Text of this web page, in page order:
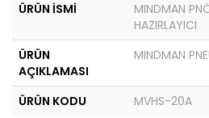
ÜRÜN İSMİ
MINDMAN
HAZIRLAYICI
ÜRÜN
AÇIKLAMASI
MINDMAN
ÜRÜN KODU MVHS-20A